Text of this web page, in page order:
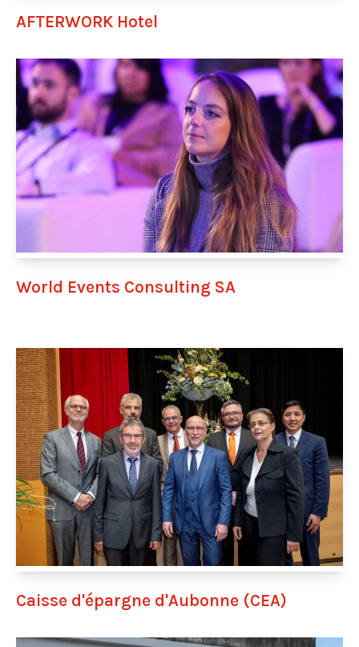
AFTERWORK Hotel
World Events Consulting SA
Année de création :
Responsable :
Employé·e·s :
Tél. :
E-mail :
Site web :
Caisse d'épargne d'Aubonne (CEA)